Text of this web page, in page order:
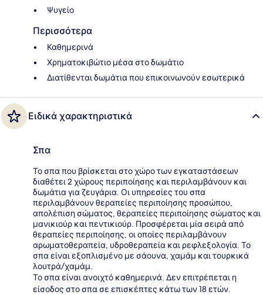
Ψυγείο
Περισσότερα
Καθημερινά
Χρηματοκιβώτιο μέσα στο δωμάτιο
Διατίθενται δωμάτια που επικοινωνούν εσωτερικά
Ειδικά χαρακτηριστικά
Σπα
Το σπα που βρίσκεται στο χώρο των εγκαταστάσεων
διαθέτει 2 χώρους περιποίησης και περιλαμβάνουν και
δωμάτια για ζευγάρια. Οι υπηρεσίες του σπα
περιλαμβάνουν θεραπείες περιποίησης προσώπου,
απολέπιση σώματος, θεραπείες περιποίησης σώματος και
μανικιούρ και πεντικιούρ. Προσφέρεται μία σειρά από
θεραπείες περιποίησης, οι οποίες περιλαμβάνουν
αρωματοθεραπεία, υδροθεραπεία και ρεφλεξολογία. Το
σπα είναι εξοπλισμένο με σάουνα, χαμάμ και τουρκικά
λουτρά/χαμάμ.
Το σπα είναι ανοιχτό καθημερινά. Δεν επιτρέπεται η
είσοδος στο σπα σε επισκέπτες κάτω των 18 ετών.